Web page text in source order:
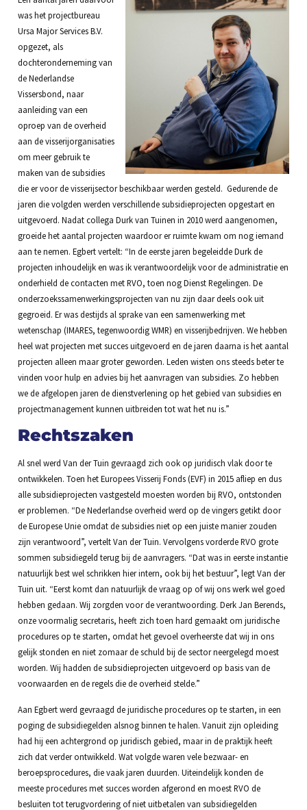
was het projectbureau
Ursa Major Services B.V.
opgezet, als
dochteronderneming van
de Nederlandse
Vissersbond, naar
aanleiding van een
oproep van de overheid
aan de visserijorganisaties
om meer gebruik te
maken van de subsidies
die er voor de visserijsector beschikbaar werden gesteld. Gedurende de
jaren die volgden werden verschillende subsidieprojecten opgestart en
uitgevoerd. Nadat collega Durk van Tuinen in 2010 werd aangenomen,
groeide het aantal projecten waardoor er ruimte kwam om nog iemand
aan te nemen. Egbert vertelt: “In de eerste jaren begeleidde Durk de
projecten inhoudelijk en was ik verantwoordelijk voor de administratie en
onderhield de contacten met RVO, toen nog Dienst Regelingen. De
onderzoekssamenwerkingsprojecten van nu zijn daar deels ook uit
gegroeid. Er was destijds al sprake van een samenwerking met
wetenschap (IMARES, tegenwoordig WMR) en visserijbedrijven. We hebben
heel wat projecten met succes uitgevoerd en de jaren daarna is het aantal
projecten alleen maar groter geworden. Leden wisten ons steeds beter te
vinden voor hulp en advies bij het aanvragen van subsidies. Zo hebben
we de afgelopen jaren de dienstverlening op het gebied van subsidies en
projectmanagement kunnen uitbreiden tot wat het nu is.”
Rechtszaken
Al snel werd Van der Tuin gevraagd zich ook op juridisch vlak door te
ontwikkelen. Toen het Europees Visserij Fonds (EVF) in 2015 afliep en dus
alle subsidieprojecten vastgesteld moesten worden bij RVO, ontstonden
er problemen. “De Nederlandse overheid werd op de vingers getikt door
de Europese Unie omdat de subsidies niet op een juiste manier zouden
zijn verantwoord”, vertelt Van der Tuin. Vervolgens vorderde RVO grote
sommen subsidiegeld terug bij de aanvragers. “Dat was in eerste instantie
natuurlijk best wel schrikken hier intern, ook bij het bestuur”, legt Van der
Tuin uit. “Eerst komt dan natuurlijk de vraag op of wij ons werk wel goed
hebben gedaan. Wij zorgden voor de verantwoording. Derk Jan Berends,
onze voormalig secretaris, heeft zich toen hard gemaakt om juridische
procedures op te starten, omdat het gevoel overheerste dat wij in ons
gelijk stonden en niet zomaar de schuld bij de sector neergelegd moest
worden. Wij hadden de subsidieprojecten uitgevoerd op basis van de
voorwaarden en de regels die de overheid stelde.”
Aan Egbert werd gevraagd de juridische procedures op te starten, in een
poging de subsidiegelden alsnog binnen te halen. Vanuit zijn opleiding
had hij een achtergrond op juridisch gebied, maar in de praktijk heeft
zich dat verder ontwikkeld. Wat volgde waren vele bezwaar- en
beroepsprocedures, die vaak jaren duurden. Uiteindelijk konden de
meeste procedures met succes worden afgerond en moest RVO de
besluiten tot terugvordering of niet uitbetalen van subsidiegelden